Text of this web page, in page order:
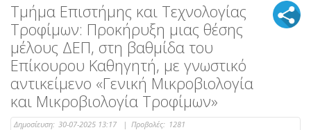
Τμήμα Επιστήμης και Τεχνολογίας
Τροφίμων: Προκήρυξη μιας θέσης
μέλους ΔΕΠ, στη βαθμίδα του
Επίκουρου Καθηγητή, με γνωστικό
αντικείμενο «Γενική Μικροβιολογία
και Μικροβιολογία Τροφίμων»
Δημοσίευση: 30-07-2025 13:17 | Προβολές: 1281